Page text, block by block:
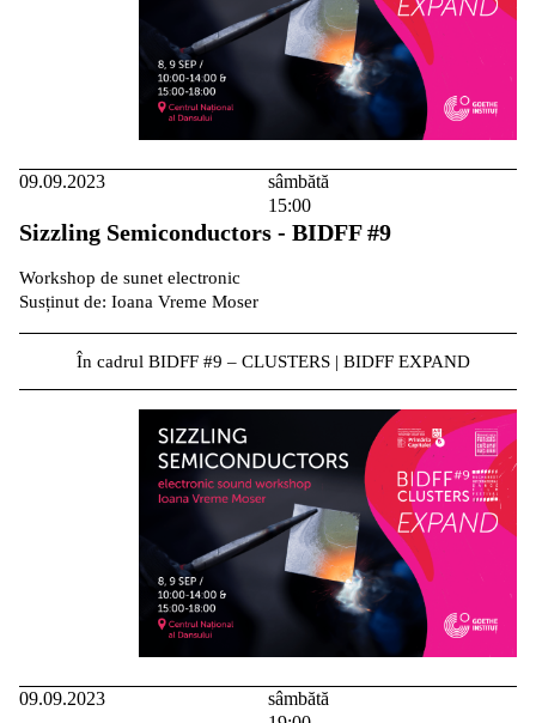
09.09.2023
sâmbătă
15:00
Sizzling Semiconductors - BIDFF #9
Workshop de sunet electronic
Susținut de: Ioana Vreme Moser
În cadrul BIDFF #9 – CLUSTERS | BIDFF EXPAND
09.09.2023
sâmbătă